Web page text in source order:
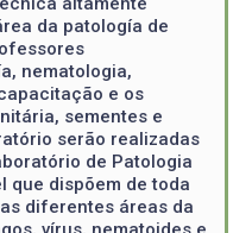
da patología de
nematologia,
e os
sementes e
serão realizadas
de Patologia
que dispõem de toda
diferentes áreas da